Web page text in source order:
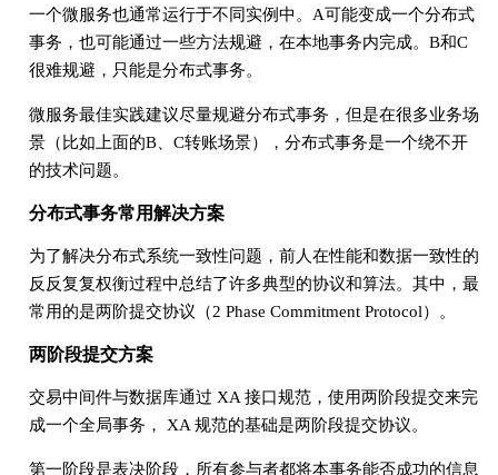
一个微服务也通常运行于不同实例中。A可能变成一个分布式
事务，也可能通过一些方法规避，在本地事务内完成。B和C
很难规避，只能是分布式事务。
微服务最佳实践建议尽量规避分布式事务，但是在很多业务场
景（比如上面的B、C转账场景），分布式事务是一个绕不开
的技术问题。
分布式事务常用解决方案
为了解决分布式系统一致性问题，前人在性能和数据一致性的
反反复复权衡过程中总结了许多典型的协议和算法。其中，最
常用的是两阶提交协议（2 Phase Commitment Protocol）。
两阶段提交方案
交易中间件与数据库通过 XA 接口规范，使用两阶段提交来完
成一个全局事务， XA 规范的基础是两阶段提交协议。
第一阶段是表决阶段，所有参与者都将本事务能否成功的信息